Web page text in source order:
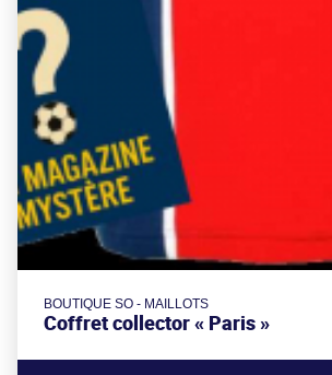
BOUTIQUE SO - MAILLOTS
Coffret collector « Paris »